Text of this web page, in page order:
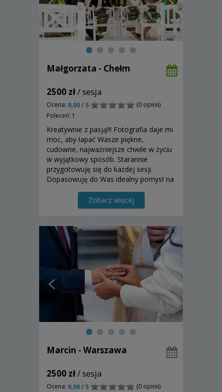
Małgorzata - Chełm
2500 zł/ sesja
Ocena: 0,00 / 5
(0 opinii)
Poleceń: 1
Kreatywnie z pasją!!! Fotografia daje mi
moc, aby łapać Wasze piękne,
cudowne, najważniejsze chwile w życiu
w wyjątkowy sposób. Starannie
przygotowuję się do każdej sesji.
Dopasowuję do Was idealny pomysł na
niepowtarzalna, jedyna w swoim
Zobacz więcej
Marcin - Warszawa
2500 zł/ sesja
Ocena: 0,00 / 5 (0 opinii)